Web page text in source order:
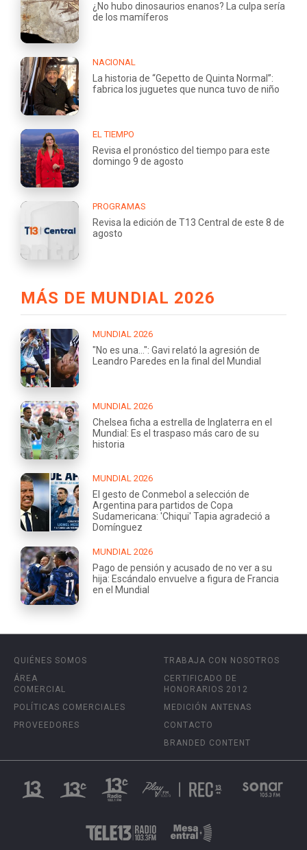
¿No hubo dinosaurios enanos? La culpa sería
de los mamíferos
NACIONAL
La historia de “Gepetto de Quinta Normal”:
fabrica los juguetes que nunca tuvo de niño
EL TIEMPO
Revisa el pronóstico del tiempo para este
domingo 9 de agosto
PROGRAMAS
Revisa la edición de T13 Central de este 8 de
agosto
MÁS DE MUNDIAL 2026
MUNDIAL 2026
"No es una...": Gavi relató la agresión de
Leandro Paredes en la final del Mundial
MUNDIAL 2026
Chelsea ficha a estrella de Inglaterra en el
Mundial: Es el traspaso más caro de su
historia
MUNDIAL 2026
El gesto de Conmebol a selección de
Argentina para partidos de Copa
Sudamericana: 'Chiqui' Tapia agradeció a
Domínguez
MUNDIAL 2026
Pago de pensión y acusado de no ver a su
hija: Escándalo envuelve a figura de Francia
en el Mundial
QUIÉNES SOMOS
ÁREA
COMERCIAL
POLÍTICAS COMERCIALES
PROVEEDORES
TRABAJA CON NOSOTROS
CERTIFICADO DE
HONORARIOS 2012
MEDICIÓN ANTENAS
CONTACTO
BRANDED CONTENT